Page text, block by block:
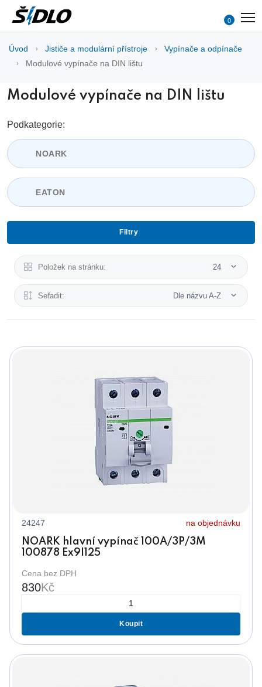
0
Úvod Jističe a modulární přístroje
Vypínače a odpínače
Modulové vypínače na DIN lištu
Modulové vypínače na DIN lištu
Podkategorie:
NOARK
EATON
Filtry
Položek na stránku: 24
Seřadit: Dle názvu A-Z
24247 na objednávku
NOARK hlavní vypínač 100A/3P/3M
100878 Ex9I125
Cena bez DPH
830Kč
Koupit